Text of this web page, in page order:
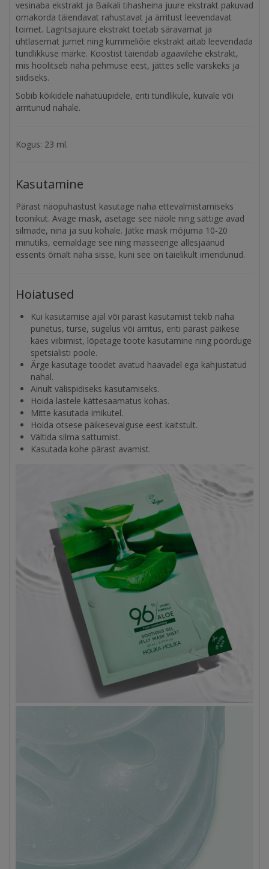
vesinaba ekstrakt ja Baikali tihasheina juure ekstrakt pakuvad
omakorda täiendavat rahustavat ja ärritust leevendavat
toimet. Lagritsajuure ekstrakt toetab säravamat ja
ühtlasemat jumet ning kummeliõie ekstrakt aitab leevendada
tundlikkuse märke. Koostist täiendab agaavilehe ekstrakt,
mis hoolitseb naha pehmuse eest, jättes selle värskeks ja
siidiseks.
Sobib kõikidele nahatüüpidele, eriti tundlikule, kuivale või
ärritunud nahale.
Kogus: 23 ml.
Kasutamine
Pärast näopuhastust kasutage naha ettevalmistamiseks
toonikut. Avage mask, asetage see näole ning sättige avad
silmade, nina ja suu kohale. Jätke mask mõjuma 10-20
minutiks, eemaldage see ning masseerige allesjäänud
essents õrnalt naha sisse, kuni see on täielikult imendunud.
Hoiatused
Kui kasutamise ajal või pärast kasutamist tekib naha
punetus, turse, sügelus või ärritus, eriti pärast päikese
käes viibimist, lõpetage toote kasutamine ning pöörduge
spetsialisti poole.
Ärge kasutage toodet avatud haavadel ega kahjustatud
nahal.
Ainult välispidiseks kasutamiseks.
Hoida lastele kättesaamatus kohas.
Mitte kasutada imikutel.
Hoida otsese päikesevalguse eest kaitstult.
Vältida silma sattumist.
Kasutada kohe pärast avamist.